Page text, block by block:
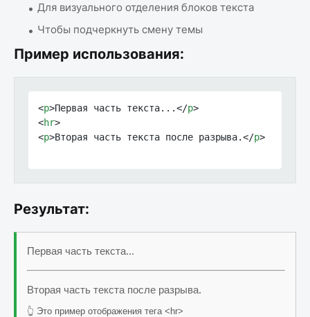
Для визуального отделения блоков текста
Чтобы подчеркнуть смену темы
Пример использования:
<p>Первая часть текста...</p>
<hr>
<p>Вторая часть текста после разрыва.</p>
Результат:
Первая часть текста...
Вторая часть текста после разрыва.
👆 Это пример отображения тега <hr>